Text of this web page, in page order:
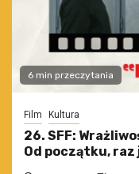
6 min przeczytania
Film Kultura
26. SFF:
Od początku,